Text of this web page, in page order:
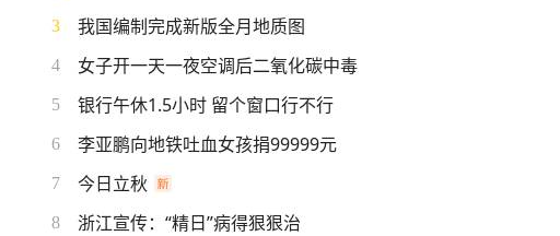
3 我国编制完成新版全月地质图
4 女子开一天一夜空调后二氧化碳中毒
5 银行午休1.5小时 留个窗口行不行
6 李亚鹏向地铁吐血女孩捐99999元
7 今日立秋
8 浙江宣传：“精日”病得狠狠治